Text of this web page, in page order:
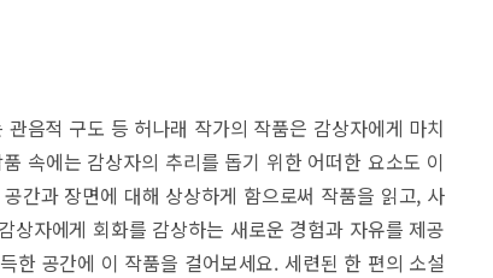
음적 구도 등 허나래 작가의 작품은 감상자에게 마치
속에는 감상자의 추리를 돕기 위한 어떠한 요소도 이
간과 장면에 대해 상상하게 함으로써 작품을 읽고, 사
자에게 회화를 감상하는 새로운 경험과 자유를 제공
한 공간에 이 작품을 걸어보세요. 세련된 한 편의 소설